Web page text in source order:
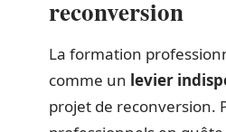
reconversion
La formation
comme un levier
projet de reconversion.